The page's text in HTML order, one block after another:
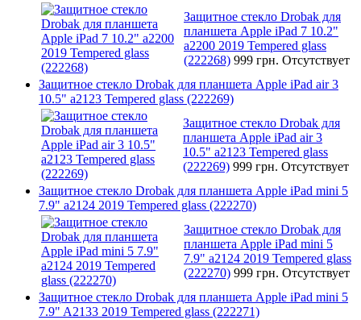
Защитное стекло Drobak для
планшета Apple iPad 7 10.2"
a2200 2019 Tempered glass
(222268) 999 грн. Отсутствует
Защитное стекло Drobak для планшета Apple iPad air 3
10.5" a2123 Tempered glass (222269)
Защитное стекло Drobak для
планшета Apple iPad air 3
10.5" a2123 Tempered glass
(222269) 999 грн. Отсутствует
Защитное стекло Drobak для планшета Apple iPad mini 5
7.9" a2124 2019 Tempered glass (222270)
Защитное стекло Drobak для
планшета Apple iPad mini 5
7.9" a2124 2019 Tempered glass
(222270) 999 грн. Отсутствует
Защитное стекло Drobak для планшета Apple iPad mini 5
7.9" A2133 2019 Tempered glass (222271)